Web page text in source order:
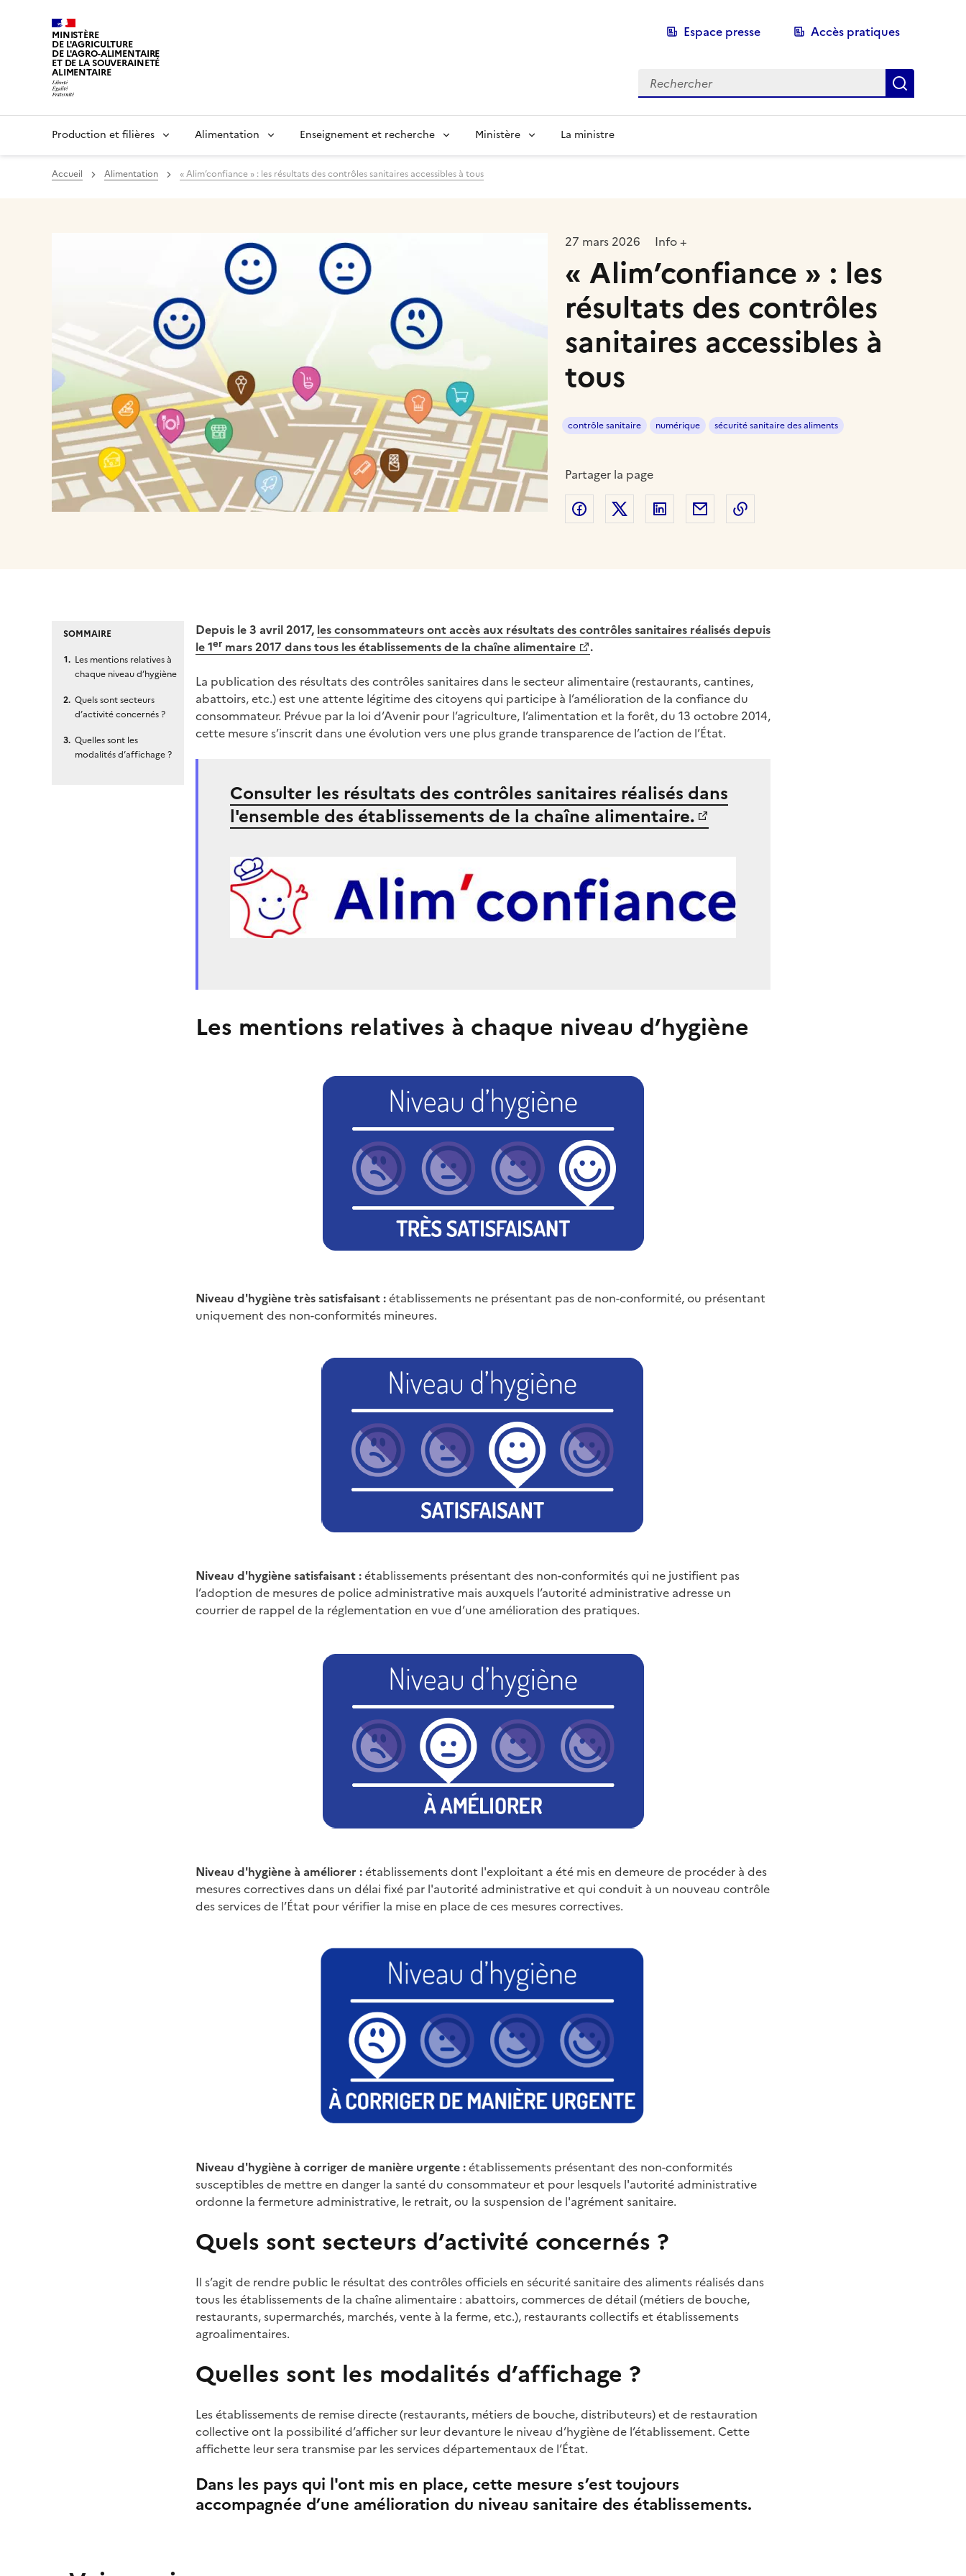
MINISTÈRE
DE L'AGRICULTURE
DE L'AGRO-ALIMENTAIRE
ET DE LA SOUVERAINETÉ
ALIMENTAIRE
Espace presse Accès pratiques
Recherche
Production et filières Alimentation Enseignement et recherche Ministère La ministre
Accueil Alimentation « Alim’confiance » : les résultats des contrôles sanitaires accessibles à tous
27 mars 2026 Info +
« Alim’confiance » : les
résultats des contrôles
sanitaires accessibles à
tous
contrôle sanitaire numérique sécurité sanitaire des aliments
Partager la page
Partager sur Facebook
Partager sur Twitter
Partager sur LinkedIn
Partager par email
SOMMAIRE
Les mentions relatives à
chaque niveau d’hygiène
Quels sont secteurs
d’activité concernés ?
Quelles sont les
modalités d’affichage ?
Depuis le 3 avril 2017, les consommateurs ont accès aux résultats des contrôles sanitaires réalisés depuis
le 1er mars 2017 dans tous les établissements de la chaîne alimentaire
.
La publication des résultats des contrôles sanitaires dans le secteur alimentaire (restaurants, cantines,
abattoirs, etc.) est une attente légitime des citoyens qui participe à l’amélioration de la confiance du
consommateur. Prévue par la loi d’Avenir pour l’agriculture, l’alimentation et la forêt, du 13 octobre 2014,
cette mesure s’inscrit dans une évolution vers une plus grande transparence de l’action de l’État.
Consulter les résultats des contrôles sanitaires réalisés dans
l'ensemble des établissements de la chaîne alimentaire.
Les mentions relatives à chaque niveau d’hygiène
Niveau d'hygiène très satisfaisant :établissements ne présentant pas de non-conformité, ou présentant
uniquement des non-conformités mineures.
Niveau d'hygiène satisfaisant :établissements présentant des non-conformités qui ne justifient pas
l’adoption de mesures de police administrative mais auxquels l’autorité administrative adresse un
courrier de rappel de la réglementation en vue d’une amélioration des pratiques.
Niveau d'hygiène à améliorer :établissements dont l'exploitant a été mis en demeure de procéder à des
mesures correctives dans un délai fixé par l'autorité administrative et qui conduit à un nouveau contrôle
des services de l’État pour vérifier la mise en place de ces mesures correctives.
Niveau d'hygiène à corriger de manière urgente :établissements présentant des non-conformités
susceptibles de mettre en danger la santé du consommateur et pour lesquels l'autorité administrative
ordonne la fermeture administrative, le retrait, ou la suspension de l'agrément sanitaire.
Quels sont secteurs d’activité concernés ?
Il s’agit de rendre public le résultat des contrôles officiels en sécurité sanitaire des aliments réalisés dans
tous les établissements de la chaîne alimentaire : abattoirs, commerces de détail (métiers de bouche,
restaurants, supermarchés, marchés, vente à la ferme, etc.), restaurants collectifs et établissements
agroalimentaires.
Quelles sont les modalités d’affichage ?
Les établissements de remise directe (restaurants, métiers de bouche, distributeurs) et de restauration
collective ont la possibilité d’afficher sur leur devanture le niveau d’hygiène de l’établissement. Cette
affichette leur sera transmise par les services départementaux de l’État.
Dans les pays qui l'ont mis en place, cette mesure s’est toujours
accompagnée d’une amélioration du niveau sanitaire des établissements.